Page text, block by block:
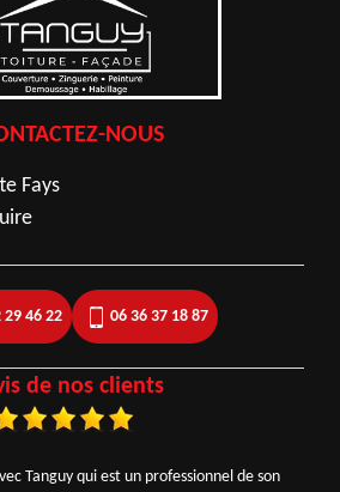
NOUS
Fays
29 46 22 06 36 37 18 87
de nos clients
Tanguy qui est un professionnel de son